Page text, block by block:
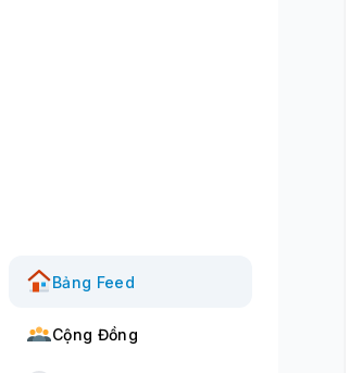
Bảng Feed
Cộng Đồng